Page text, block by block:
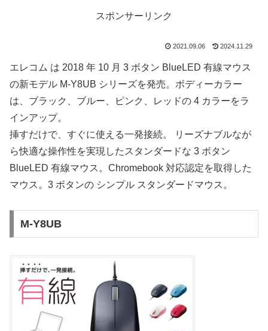
スポンサーリンク
2021.09.06 2024.11.29
エレコム は 2018 年 10 月 3 ボタン BlueLED 有線マウス
の新モデル M-Y8UB シリーズを発売。ボディーカラー
は、ブラック、ブルー、ピンク、レッドの 4 カラーをラ
インアップ。
挿すだけで、すぐに使える一発接続。 リーズナブルなが
ら快適な操作性を実現したスタンダードな 3 ボタン
BlueLED 有線マウス。Chromebook 対応認定を取得した
マウス。3 ボタンの シンプル スタンダードマウス。
M-Y8UB